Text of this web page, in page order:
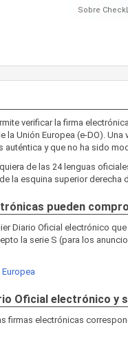
Sobre
verificar la firma
la Unión Europea (e-DO).
auténtica y que no ha sido
de las 24 lenguas
la esquina superior derecha
pueden
Diario Oficial electrónico
la serie S (para los
Oficial electrónico y
firmas electrónicas